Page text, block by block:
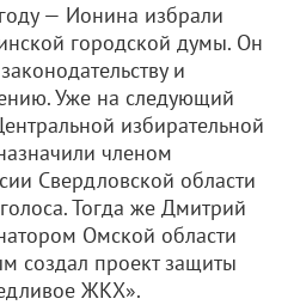
— Ионина избрали
городской думы. Он
и
Уже на следующий
избирательной
членом
Свердловской области
Тогда же Дмитрий
Омской области
создал проект защиты
ЖКХ».